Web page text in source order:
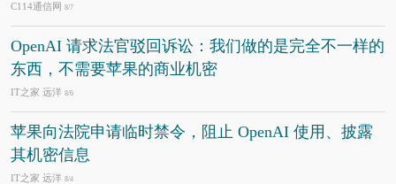
C114通信网 8/7
OpenAI 请求法官驳回诉讼：我们做的是完全不一样的
东西，不需要苹果的商业机密
IT之家 远洋 8/6
苹果向法院申请临时禁令，阻止 OpenAI 使用、披露
其机密信息
IT之家 远洋 8/4